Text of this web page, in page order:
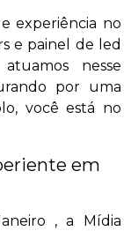
experiência no
e painel de led
nesse
por uma
você está no
em
, a Mídia